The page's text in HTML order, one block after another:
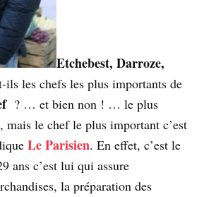
Etchebest, Darroze,
ils les chefs les plus importants de
? … et bien non ! … le plus
mais le chef le plus important c’est
Le Parisien. En effet, c’est le
ans c’est lui qui assure
la préparation des